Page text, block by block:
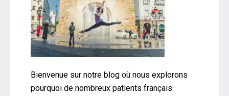
Bienvenue sur notre blog où nous explorons
pourquoi de nombreux patients français